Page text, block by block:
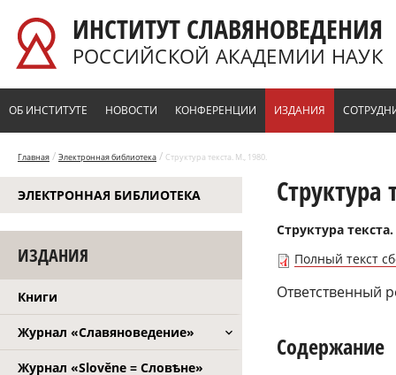
ИНСТИТУТ СЛАВЯНОВЕДЕНИЯ
РОССИЙСКОЙ АКАДЕМИИ НАУК
ОБ ИНСТИТУТЕ НОВОСТИ КОНФЕРЕНЦИИ ИЗДАНИЯ
Главная / Электронная библиотека / Структура текста. М., 1980.
ЭЛЕКТРОННАЯ БИБЛИОТЕКА
ИЗДАНИЯ
Книги
Журнал «Славяноведение»
Журнал «Slověne = Словѣне»
Структура
Структура
Полный текст
Ответственный
Содержание